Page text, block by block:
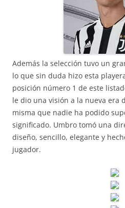
Además la selección tuvo un
lo que sin duda hizo esta
posición número 1 de este
le dio una visión a la nueva era
misma que nadie ha podido
significado. Umbro tomó una
diseño, sencillo, elegante y
jugador.